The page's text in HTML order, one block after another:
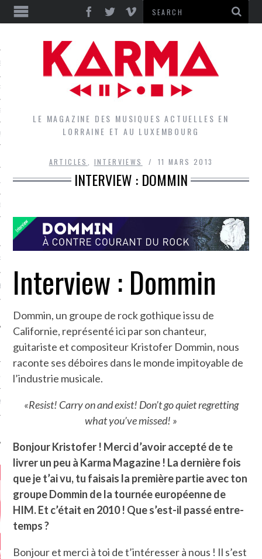
GROUPES DU LOCAL
LE LOCAL DU MAGAZINE
LE MAGAZINE DES MUSIQUES ACTUELLES EN
LORRAINE ET AU LUXEMBOURG
ARTICLES INTERVIEWS 11 MARS 2013
INTERVIEW : DOMMIN
Interview : Dommin
Dommin, un groupe de rock gothique issu de
Californie, représenté ici par son chanteur,
guitariste et compositeur Kristofer Dommin, nous
raconte ses déboires dans le monde impitoyable de
l’industrie musicale.
«Resist! Carry on and exist! Don’t go quiet regretting
what you’ve missed! »
Bonjour Kristofer ! Merci d’avoir accepté de te
livrer un peu à Karma Magazine ! La dernière fois
que je t’ai vu, tu faisais la première partie avec ton
groupe Dommin de la tournée européenne de
HIM. Et c’était en 2010 ! Que s’est-il passé entre-
temps ?
Bonjour et merci à toi de t’intéresser à nous ! Il s’est